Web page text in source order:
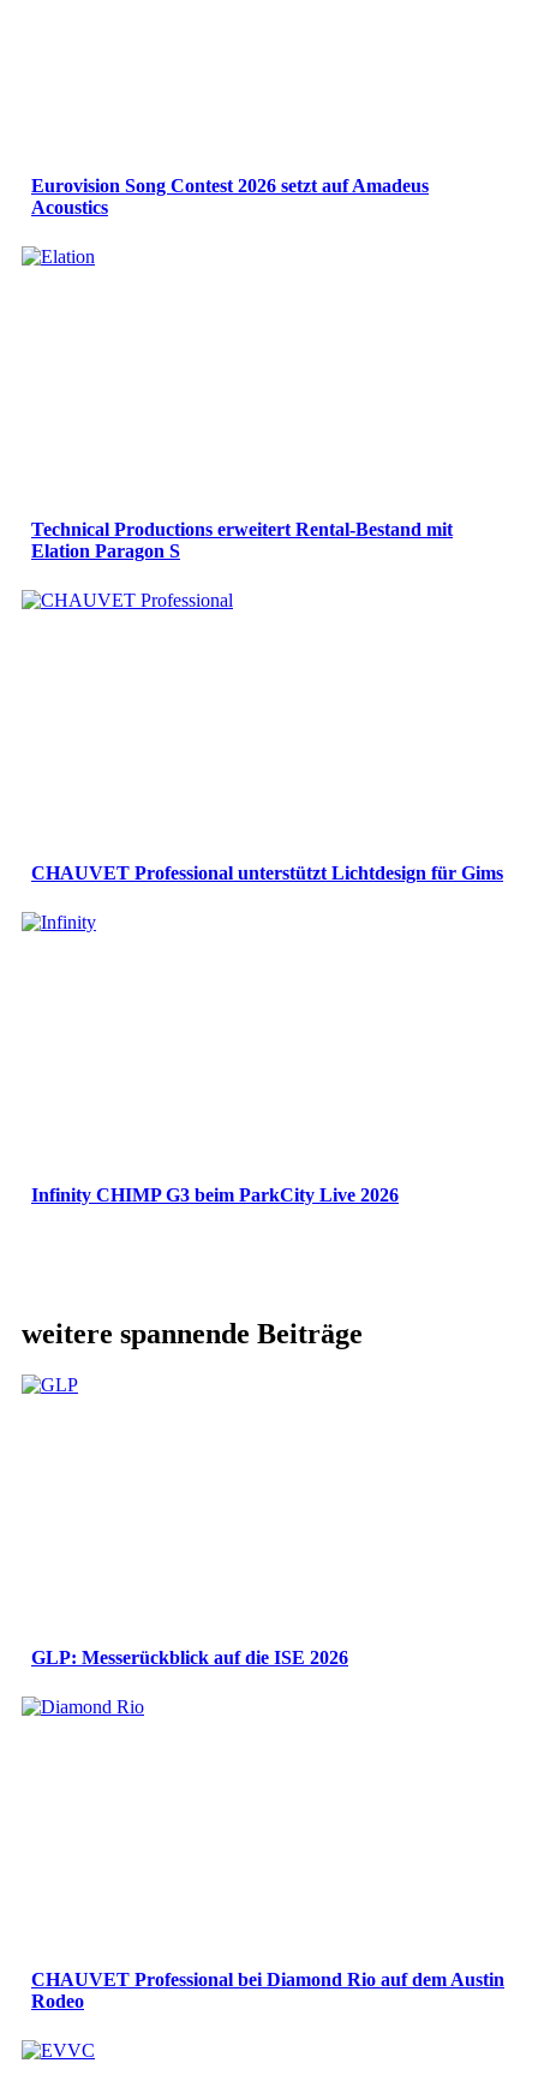
Eurovision Song Contest 2026 setzt auf Amadeus
Acoustics
Technical Productions erweitert Rental-Bestand mit
Elation Paragon S
CHAUVET Professional unterstützt Lichtdesign für Gims
Infinity CHIMP G3 beim ParkCity Live 2026
weitere spannende Beiträge
GLP: Messerückblick auf die ISE 2026
CHAUVET Professional bei Diamond Rio auf dem Austin
Rodeo